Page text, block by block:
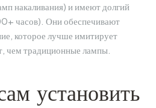
накаливания) и имеют долгий
часов). Они обеспечивают
которое лучше имитирует
чем традиционные лампы.
установить